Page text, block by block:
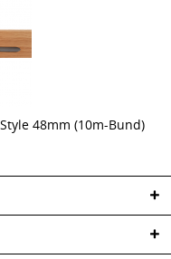
48mm (10m-Bund)